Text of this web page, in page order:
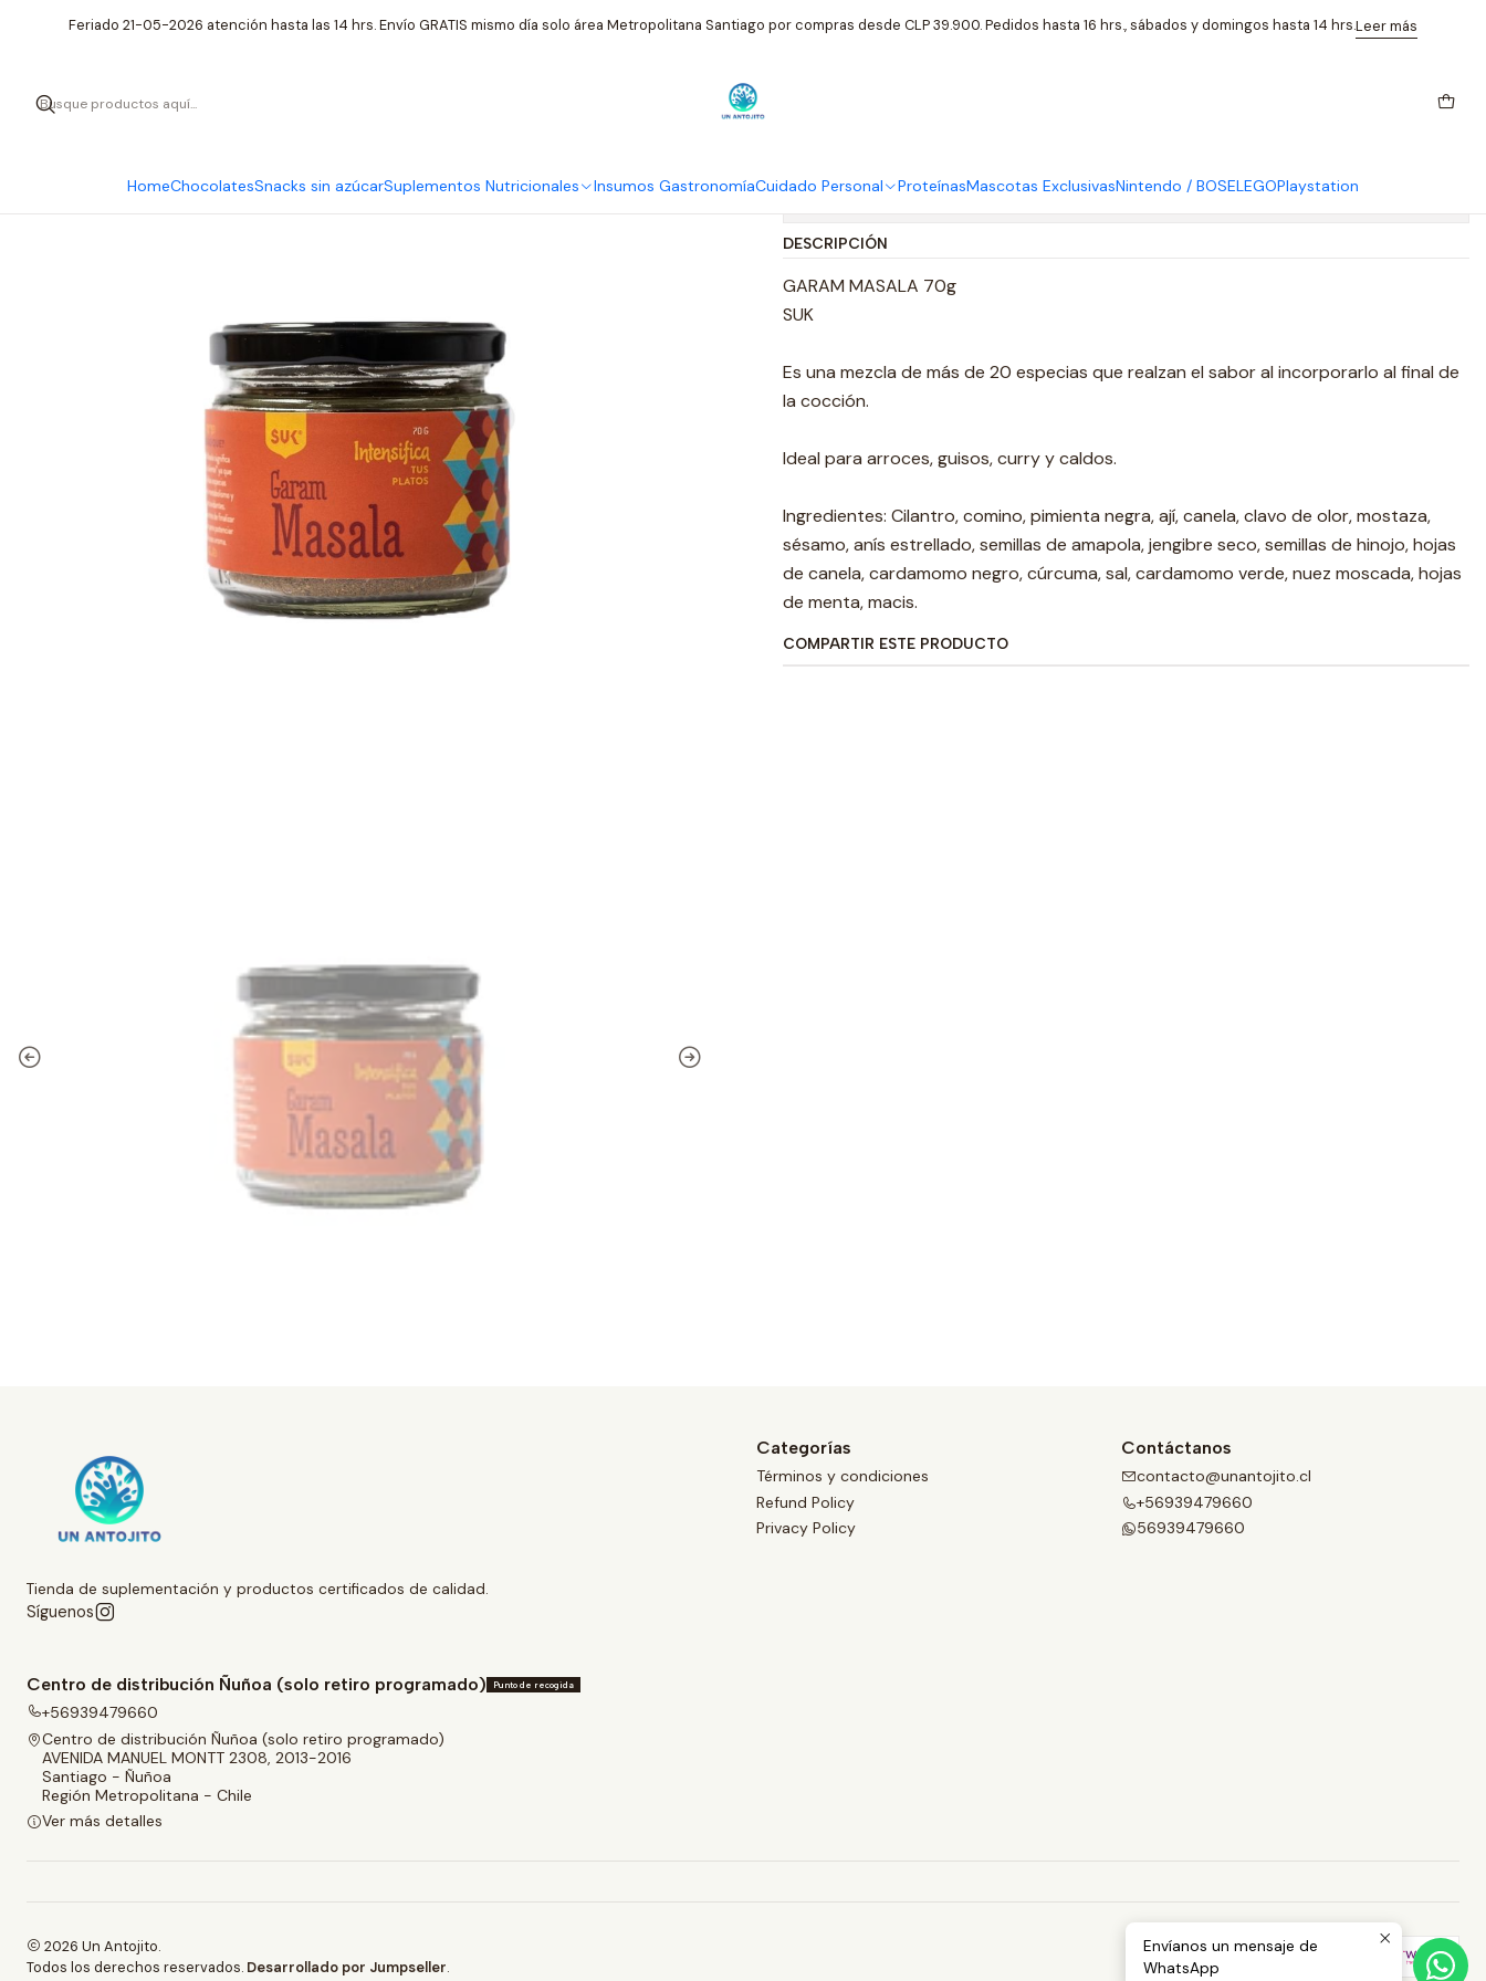
HomeChocolatesSnacks sin azúcarSuplementos Nutricionales Insumos GastronomíaCuidado Personal ProteínasMascotas ExclusivasNintendo / BOSELEGOPlaystation
Feriado 21-05-2026 atención hasta las 14 hrs. Envío GRATIS mismo día solo área Metropolitana Santiago por compras desde CLP 39.900. Pedidos hasta 16 hrs., sábados y domingos hasta 14 hrs.Leer más
Inicio Insumos Gastronomía Garam Masala Suk 70g
Mostrar stock de ubicaciones
DESCRIPCIÓN
GARAM MASALA 70g
SUK
Es una mezcla de más de 20 especias que realzan el sabor al incorporarlo al final de
la cocción.
Ideal para arroces, guisos, curry y caldos.
Ingredientes: Cilantro, comino, pimienta negra, ají, canela, clavo de olor, mostaza,
sésamo, anís estrellado, semillas de amapola, jengibre seco, semillas de hinojo, hojas
de canela, cardamomo negro, cúrcuma, sal, cardamomo verde, nuez moscada, hojas
de menta, macis.
COMPARTIR ESTE PRODUCTO
Tienda de suplementación y productos certificados de calidad.
Síguenos
Categorías
Términos y condiciones
Refund Policy
Privacy Policy
Contáctanos
contacto@unantojito.cl
+56939479660
56939479660
Centro de distribución Ñuñoa (solo retiro programado) Punto de recogida
+56939479660
Centro de distribución Ñuñoa (solo retiro programado)
AVENIDA MANUEL MONTT 2308, 2013-2016
Santiago - Ñuñoa
Región Metropolitana - Chile
Ver más detalles
2026 Un Antojito.
Todos los derechos reservados. Desarrollado por Jumpseller.
Envíanos un mensaje de
WhatsApp